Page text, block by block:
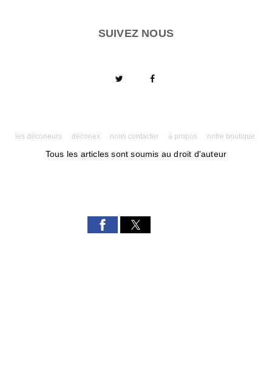
SUIVEZ NOUS
les déconeurs déconex nous contacter à propos notre boutique
Tous les articles sont soumis au droit d'auteur